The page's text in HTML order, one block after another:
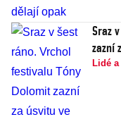
Sraz
zazní
Lidé